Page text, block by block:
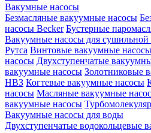
Вакумные насосы
Безмасляные вакуумные насосы
насосы Becker Бустерные
Вакуумные насосы для сушильной
Рутса Винтовые вакуумные насосы
насосы Двухступенчатые
вакуумные насосы Золотниковые
НВЗ Когтевые вакуумные насосы
насосы Масляные вакуумные
вакуумные насосы
Вакуумные насосы для воды
Двухступенчатые водокольцевые